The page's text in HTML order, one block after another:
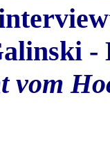
-
vom